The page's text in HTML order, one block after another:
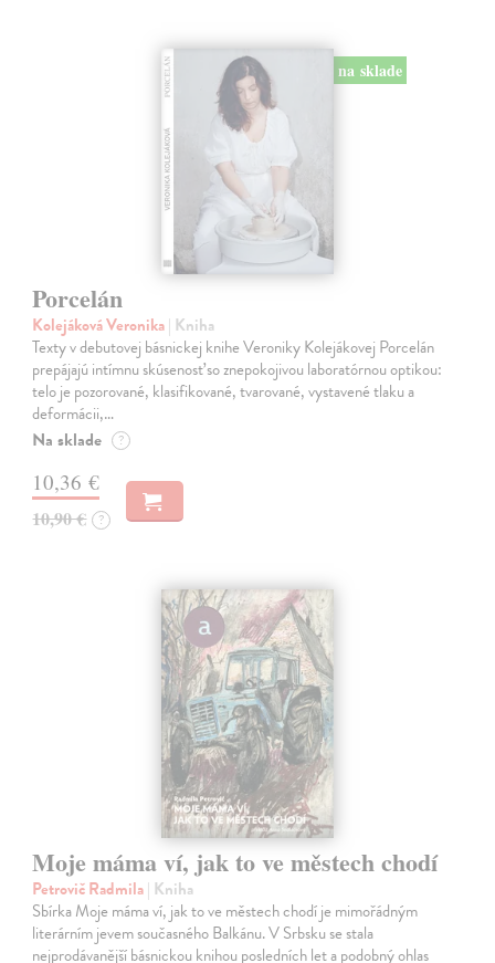
na sklade
Porcelán
Kolejáková Veronika| Kniha
Texty v debutovej básnickej knihe Veroniky Kolejákovej Porcelán
prepájajú intímnu skúsenosť so znepokojivou laboratórnou optikou:
telo je pozorované, klasifikované, tvarované, vystavené tlaku a
deformácii,…
Na sklade ?
10,36 €
10,90 € ?
Moje máma ví, jak to ve městech chodí
Petrovič Radmila| Kniha
Sbírka Moje máma ví, jak to ve městech chodí je mimořádným
literárním jevem současného Balkánu. V Srbsku se stala
nejprodávanější básnickou knihou posledních let a podobný ohlas